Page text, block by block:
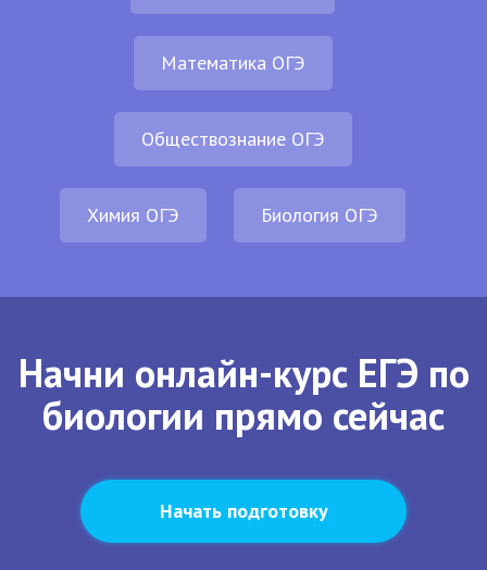
Математика ОГЭ
Обществознание ОГЭ
Химия ОГЭ Биология ОГЭ
Начни онлайн-курс ЕГЭ по
биологии прямо сейчас
Начать подготовку